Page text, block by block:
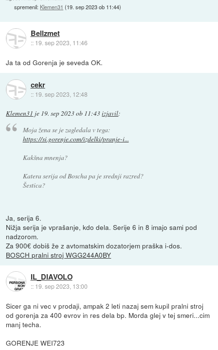
spremenil: Klemen31 (19. sep 2023 ob 11:44)
Bellzmet
:: 19. sep 2023, 11:46
Ja ta od Gorenja je seveda OK.
cekr
:: 19. sep 2023, 12:48
Klemen31 je 19. sep 2023 ob 11:43izjavil:
Moja žena se je zagledala v tega:
https://si.gorenje.com/izdelki/pranje-i...
Kakšna mnenja?
Katera serija od Boscha pa je srednji razred?
Šestica?
Ja, serija 6.
Nižja serija je vprašanje, kdo dela. Serije 6 in 8 imajo sami pod
nadzorom.
Za 900€ dobiš že z avtomatskim dozatorjem praška i-dos.
BOSCH pralni stroj WGG244A0BY
IL_DIAVOLO
:: 19. sep 2023, 13:00
Sicer ga ni vec v prodaji, ampak 2 leti nazaj sem kupil pralni stroj
od gorenja za 400 evrov in res dela bp. Morda glej v tej smeri...cim
manj techa.
GORENJE WEI723